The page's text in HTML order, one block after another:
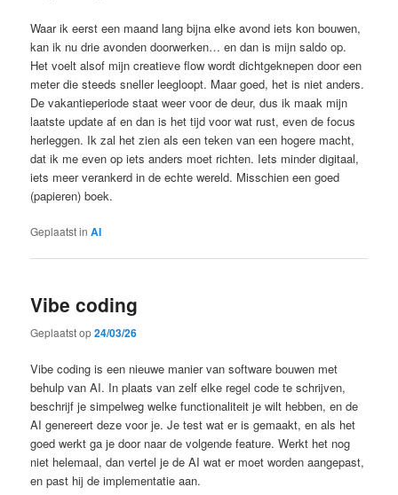
Waar ik eerst een maand lang bijna elke avond iets kon bouwen,
kan ik nu drie avonden doorwerken… en dan is mijn saldo op.
Het voelt alsof mijn creatieve flow wordt dichtgeknepen door een
meter die steeds sneller leegloopt. Maar goed, het is niet anders.
De vakantieperiode staat weer voor de deur, dus ik maak mijn
laatste update af en dan is het tijd voor wat rust, even de focus
herleggen. Ik zal het zien als een teken van een hogere macht,
dat ik me even op iets anders moet richten. Iets minder digitaal,
iets meer verankerd in de echte wereld. Misschien een goed
(papieren) boek.
Geplaatst in AI
Vibe coding
Geplaatst op24/03/26
Vibe coding is een nieuwe manier van software bouwen met
behulp van AI. In plaats van zelf elke regel code te schrijven,
beschrijf je simpelweg welke functionaliteit je wilt hebben, en de
AI genereert deze voor je. Je test wat er is gemaakt, en als het
goed werkt ga je door naar de volgende feature. Werkt het nog
niet helemaal, dan vertel je de AI wat er moet worden aangepast,
en past hij de implementatie aan.